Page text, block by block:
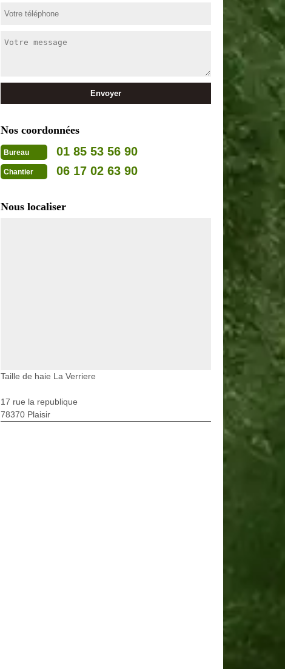
Nos coordonnées
Bureau 01 85 53 56 90
Chantier 06 17 02 63 90
Nous localiser
Taille de haie La Verriere
17 rue la republique
78370 Plaisir